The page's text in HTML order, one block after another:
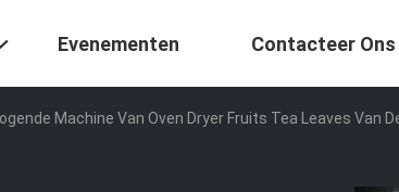
Evenementen Contacteer Ons
Machine Van Oven Dryer Fruits Tea Leaves Van